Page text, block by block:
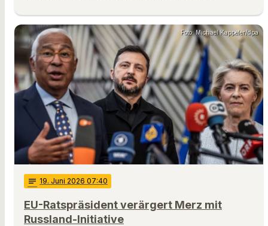
Foto: Michael Kappeler/dpa
notes 19. Juni 2026 07:40
EU-Ratspräsident verärgert Merz mit
Russland-Initiative